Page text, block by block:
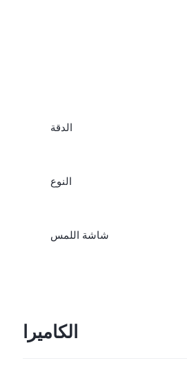
الدقة
النوع
شاشة اللمس
الكاميرا